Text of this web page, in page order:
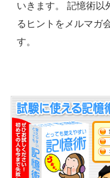
いきます。 記憶術以
るヒントをメルマガ
す。